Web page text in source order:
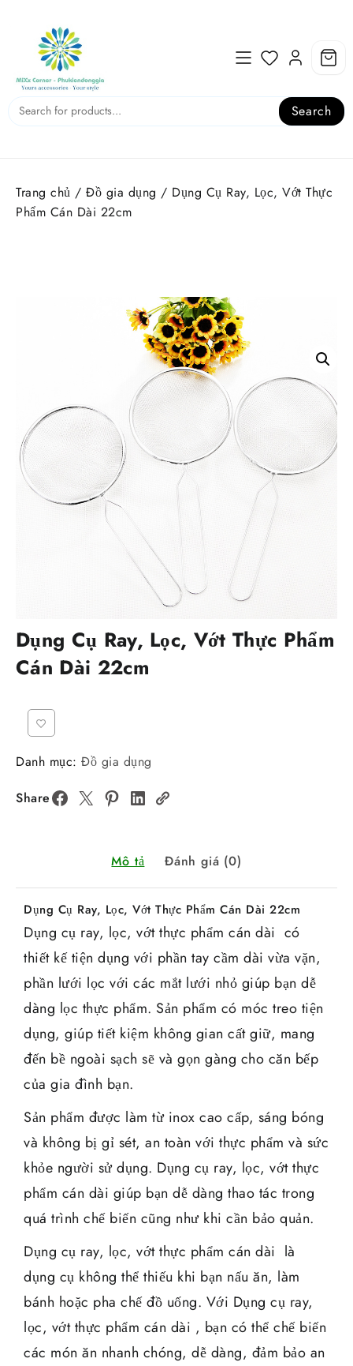
content
Search
Trang chủ / Đồ gia dụng / Dụng Cụ Ray, Lọc, Vớt Thực
Phẩm Cán Dài 22cm
Dụng Cụ Ray, Lọc, Vớt Thực Phẩm
Cán Dài 22cm
Danh mục: Đồ gia dụng
Share
Mô tả Đánh giá (0)
Dụng Cụ Ray, Lọc, Vớt Thực Phẩm Cán Dài 22cm
Dụng cụ ray, lọc, vớt thực phẩm cán dài có
thiết kế tiện dụng với phần tay cầm dài vừa vặn,
phần lưới lọc với các mắt lưới nhỏ giúp bạn dễ
dàng lọc thực phẩm. Sản phẩm có móc treo tiện
dụng, giúp tiết kiệm không gian cất giữ, mang
đến bề ngoài sạch sẽ và gọn gàng cho căn bếp
của gia đình bạn.
Sản phẩm được làm từ inox cao cấp, sáng bóng
và không bị gỉ sét, an toàn với thực phẩm và sức
khỏe người sử dụng. Dụng cụ ray, lọc, vớt thực
phẩm cán dài giúp bạn dễ dàng thao tác trong
quá trình chế biến cũng như khi cần bảo quản.
Dụng cụ ray, lọc, vớt thực phẩm cán dài là
dụng cụ không thể thiếu khi bạn nấu ăn, làm
bánh hoặc pha chế đồ uống. Với Dụng cụ ray,
lọc, vớt thực phẩm cán dài , bạn có thể chế biến
các món ăn nhanh chóng, dễ dàng, đảm bảo an